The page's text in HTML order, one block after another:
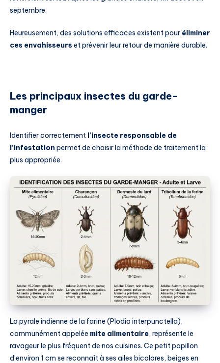
septembre.
Heureusement, des solutions efficaces existent pour éliminer
ces envahisseurs et prévenir leur retour de manière durable.
Les principaux insectes du garde-
manger
Identifier correctement l’insecte responsable de
l’infestation permet de choisir la méthode de traitement la
plus appropriée.
La pyrale indienne de la farine (Plodia interpunctella),
communément appelée mite alimentaire, représente le
ravageur le plus fréquent de nos cuisines. Ce petit papillon
d’environ 1 cm se reconnaît à ses ailes bicolores, beiges en